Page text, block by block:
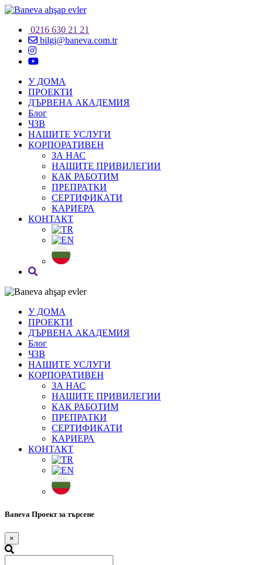
0216 630 21 21
bilgi@baneva.com.tr
У ДОМА
ПРОЕКТИ
ДЪРВЕНА АКАДЕМИЯ
Блог
ЧЗВ
НАШИТЕ УСЛУГИ
КОРПОРАТИВЕН
ЗА НАС
НАШИТЕ ПРИВИЛЕГИИ
КАК РАБОТИМ
ПРЕПРАТКИ
СЕРТИФИКАТИ
КАРИЕРА
КОНТАКТ
У ДОМА
ПРОЕКТИ
ДЪРВЕНА АКАДЕМИЯ
Блог
ЧЗВ
НАШИТЕ УСЛУГИ
КОРПОРАТИВЕН
ЗА НАС
НАШИТЕ ПРИВИЛЕГИИ
КАК РАБОТИМ
ПРЕПРАТКИ
СЕРТИФИКАТИ
КАРИЕРА
КОНТАКТ
Baneva Проект за търсене
×